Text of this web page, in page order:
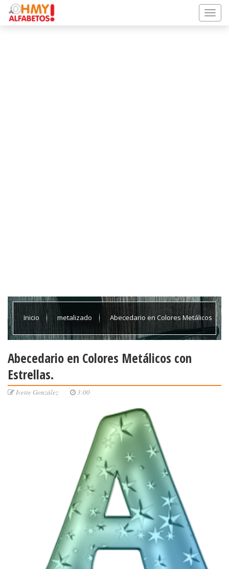
Inicio metalizado Abecedario en Colores Metálicos
Abecedario en Colores Metálicos con
Estrellas.
Ivette González 3:00